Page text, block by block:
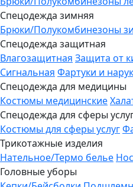
Спецодежда зимняя
Брюки/Полукомбинезоны
Спецодежда защитная
Влагозащитная Защита от
Сигнальная Фартуки и
Спецодежда для медицины
Костюмы медицинские
Спецодежда для сферы
Костюмы для сферы услуг
Трикотажные изделия
Нательное/Термо белье
Головные уборы